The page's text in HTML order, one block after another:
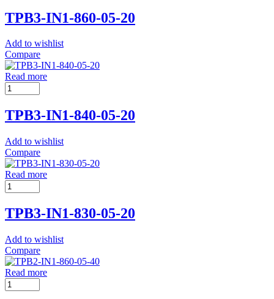
TPB3-IN1-860-05-20
Add to wishlist
Compare
Read more
TPB3-IN1-840-05-20
Add to wishlist
Compare
Read more
TPB3-IN1-830-05-20
Add to wishlist
Compare
Read more